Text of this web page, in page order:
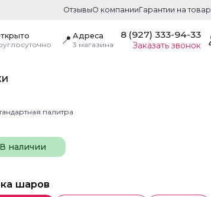
ОтзывыО компанииГарантии на товар
📍 Адреса
3 магазина
8 (927) 333-94-33
Заказать звонок
палитра
В наличии
шаров